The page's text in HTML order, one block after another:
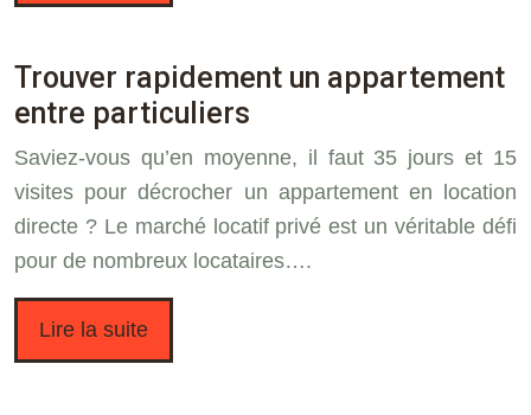
Trouver rapidement un appartement
entre particuliers
Saviez-vous qu’en moyenne, il faut 35 jours et 15
visites pour décrocher un appartement en location
directe ? Le marché locatif privé est un véritable défi
pour de nombreux locataires….
Lire la suite